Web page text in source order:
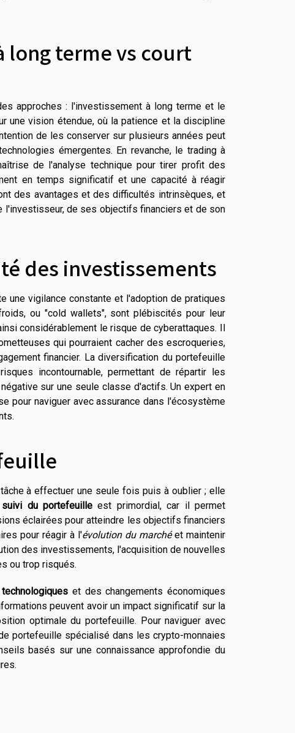
long terme vs court
approches : l'investissement à long terme et le
une vision étendue, où la patience et la discipline
de les conserver sur plusieurs années peut
émergentes. En revanche, le trading à
de l'analyse technique pour tirer profit des
en temps significatif et une capacité à réagir
des avantages et des difficultés intrinsèques, et
l'investisseur, de ses objectifs financiers et de son
des investissements
une vigilance constante et l'adoption de pratiques
ou "cold wallets", sont plébiscités pour leur
considérablement le risque de cyberattaques. Il
qui pourraient cacher des escroqueries,
financier. La diversification du portefeuille
incontournable, permettant de répartir les
sur une seule classe d'actifs. Un expert en
pour naviguer avec assurance dans l'écosystème
à effectuer une seule fois puis à oublier ; elle
suivi du portefeuille est primordial, car il permet
éclairées pour atteindre les objectifs financiers
pour réagir à l'évolution du marchéet maintenir
des investissements, l'acquisition de nouvelles
ou trop risqués.
et des changements économiques
peuvent avoir un impact significatif sur la
optimale du portefeuille. Pour naviguer avec
portefeuille spécialisé dans les crypto-monnaies
basés sur une connaissance approfondie du